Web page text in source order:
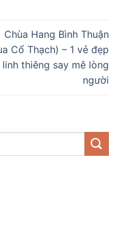
Chùa Hang Bình Thuận
Cổ Thạch) – 1 vẻ đẹp
linh thiêng say mê lòng
người